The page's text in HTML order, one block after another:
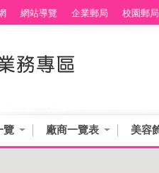
網站導覽 企業郵局 校園郵局
覽 廠商一覽表 美容